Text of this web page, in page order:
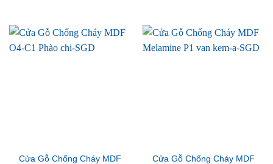
Cửa Gỗ Chống Cháy MDF Cửa Gỗ Chống Cháy MDF